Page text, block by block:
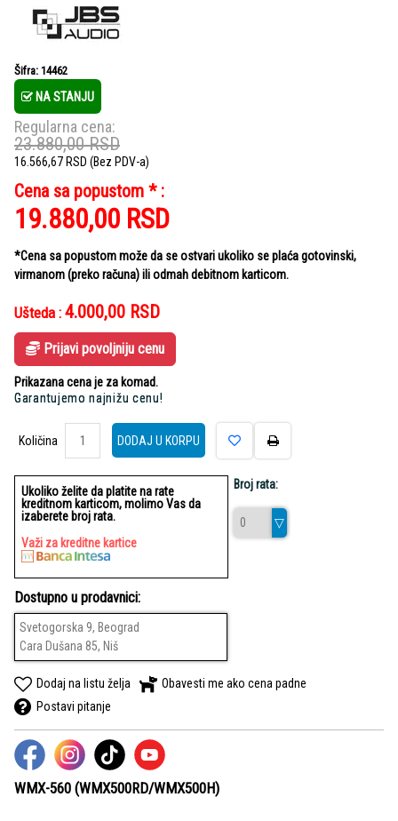
Šifra: 14462
NA STANJU
Regularna cena:
23.880,00RSD
16.566,67 RSD (Bez PDV-a)
Cena sa popustom * :
19.880,00 RSD
*Cena sa popustom može da se ostvari ukoliko se plaća gotovinski,
virmanom (preko računa) ili odmah debitnom karticom.
Ušteda : 4.000,00 RSD
Prijavi povoljniju cenu
Prikazana cena je za komad.
Garantujemo najnižu cenu!
Količina
Količina
DODAJ U KORPU
Ukoliko želite da platite na rate
kreditnom karticom, molimo Vas da
izaberete broj rata.
Važi za kreditne kartice
Broj rata:
Dostupno u prodavnici:
Svetogorska 9, Beograd
Cara Dušana 85, Niš
Dodaj na listu želja
Obavesti me ako cena padne
Postavi pitanje
WMX-560 (WMX500RD/WMX500H)